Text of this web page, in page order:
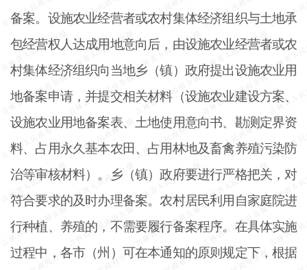
备案。设施农业经营者或农村集体经济组织与土地承
包经营权人达成用地意向后，由设施农业经营者或农
村集体经济组织向当地乡（镇）政府提出设施农业用
地备案申请，并提交相关材料（设施农业建设方案、
设施农业用地备案表、土地使用意向书、勘测定界资
料、占用永久基本农田、占用林地及畜禽养殖污染防
治等审核材料）。乡（镇）政府要进行严格把关，对
符合要求的及时办理备案。农村居民利用自家庭院进
行种植、养殖的，不需要履行备案程序。在具体实施
过程中，各市（州）可在本通知的原则规定下，根据